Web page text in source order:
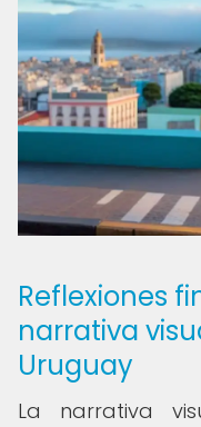
Reflexiones
narrativa
Uruguay
La narrativa